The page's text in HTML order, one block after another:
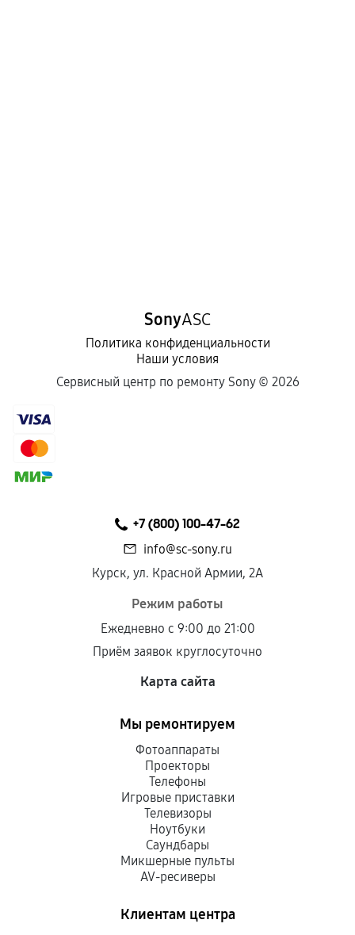
SonyASC
Политика конфиденциальности
Наши условия
Сервисный центр по ремонту Sony © 2026
+7 (800) 100-47-62
info@sc-sony.ru
Курск, ул. Красной Армии, 2А
Режим работы
Ежедневно с 9:00 до 21:00
Приём заявок круглосуточно
Карта сайта
Мы ремонтируем
Фотоаппараты
Проекторы
Телефоны
Игровые приставки
Телевизоры
Ноутбуки
Саундбары
Микшерные пульты
AV-ресиверы
Клиентам центра